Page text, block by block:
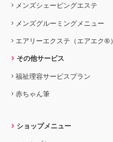
メンズシェービングエステ
メンズグルーミングメニュー
エアリーエクステ（エアエク®）
その他サービス
福祉理容サービスプラン
赤ちゃん筆
ショップメニュー